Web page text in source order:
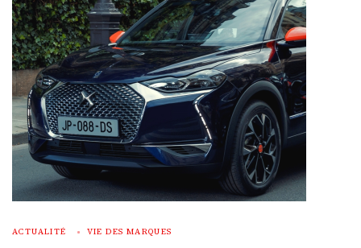
ACTUALITÉ VIE DES MARQUES